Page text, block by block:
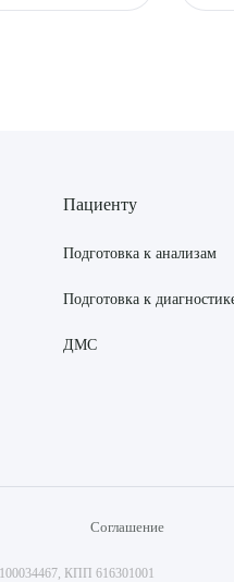
Пациенту
Подготовка к анализам
Подготовка к
ДМС
Соглашение
КПП 616301001
Я даю согласие на